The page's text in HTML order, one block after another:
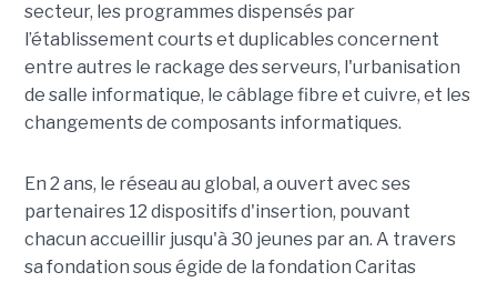
secteur, les programmes dispensés par
l’établissement courts et duplicables concernent
entre autres le rackage des serveurs, l'urbanisation
de salle informatique, le câblage fibre et cuivre, et les
changements de composants informatiques.
En 2 ans, le réseau au global, a ouvert avec ses
partenaires 12 dispositifs d'insertion, pouvant
chacun accueillir jusqu'à 30 jeunes par an. A travers
sa fondation sous égide de la fondation Caritas